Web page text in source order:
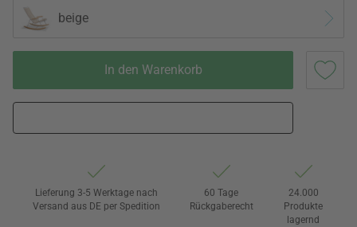
beige
In den Warenkorb
Lieferung 3-5 Werktage nach
Versand aus DE per Spedition
60 Tage
Rückgaberecht
24.000
Produkte
lagernd